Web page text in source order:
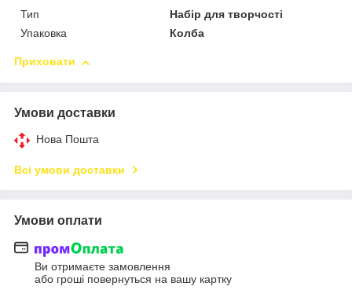
Тип
Набір для творчості
Упаковка
Колба
Приховати
Умови доставки
Нова Пошта
Всі умови доставки
Умови оплати
Ви отримаєте замовлення
або гроші повернуться на вашу картку